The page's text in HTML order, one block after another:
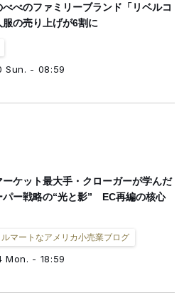
べのファミリーブランド「リベルコ
の売り上げが6割に
Sun. - 08:59
ーケット最大手・クローガーが学んだ
パー戦略の“光と影” EC再編の核心
マートなアメリカ小売業ブログ
Mon. - 18:59